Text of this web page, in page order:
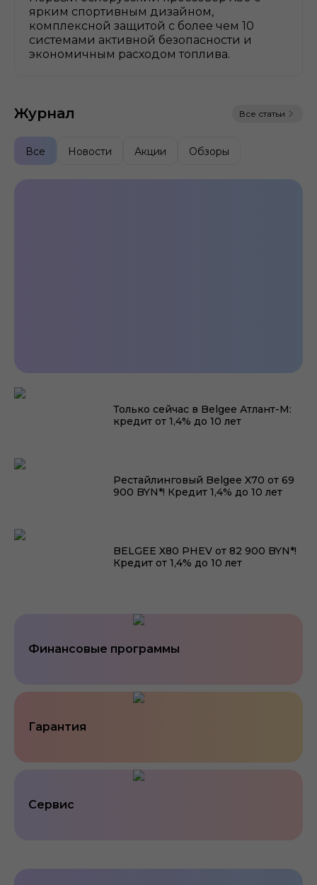
ярким спортивным дизайном,
комплексной защитой с более чем 10
системами активной безопасности и
экономичным расходом топлива.
Журнал Все статьи
Все Новости Акции Обзоры
Только сейчас в Belgee Атлант-М:
кредит от 1,4% до 10 лет
Рестайлинговый Belgee X70 от 69
900 BYN*! Кредит 1,4% до 10 лет
BELGEE X80 PHEV от 82 900 BYN*!
Кредит от 1,4% до 10 лет
Финансовые программы
Гарантия
Сервис